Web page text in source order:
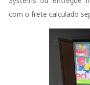
com o frete calculado